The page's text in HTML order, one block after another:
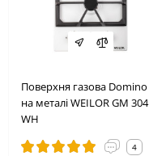
Поверхня газова Domino
на металі WEILOR GM 304
WH
4